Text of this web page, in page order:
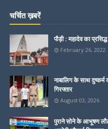
चर्चित ख़बरें
पौड़ी : महादेव का
February 26, 2022
नाबालिग के साथ
गिरफ्तार
August 03, 2026
पुराने सोने के आभूषण